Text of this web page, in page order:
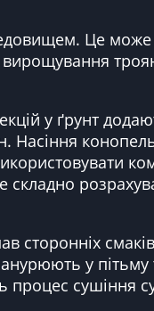
Це може
у ґрунт
Насіння
складно
сторонніх
у
процес сушіння